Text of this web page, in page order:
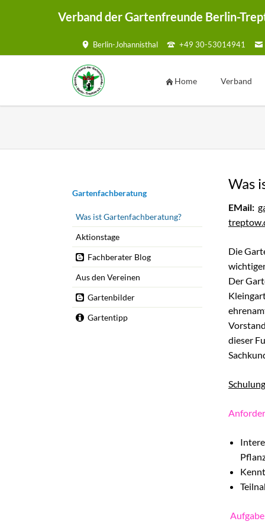
Verband der Gartenfreunde Berlin-
Berlin-Johannisthal +49 30-53014941
Home Verband
Satzung
Schulungen
Infomaterial
IEK
Tram M 41
Was
EMail:
Die
Der
dieser
Navigation
Gartenfachberatung
Was ist Gartenfachberatung?
Aktionstage
Fachberater Blog
Aus den Vereinen
Gartenbilder
Gartentipp